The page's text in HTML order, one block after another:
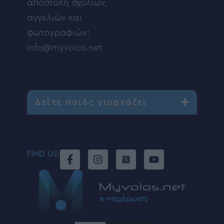
αποστολή σχολίων,
αγγελιών και
φωτογραφιών:
info@myvolos.net
Δείτε ποιός γιορτάζει
FIND US: